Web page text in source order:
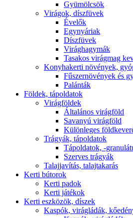
Gyümölcsök
Virágok, díszfüvek
Évelők
Egynyáriak
Díszfüvek
Virághagymák
Tasakos virágmag
Konyhakerti növények,
Fűszernövények és
Palánták
Földek, tápoldatok
Virágföldek
Általános virágföld
Savanyú virágföld
Különleges
Trágyák, tápoldatok
Tápoldatok, -
Szerves trágyák
Talajjavítás, talajtakarás
Kerti bútorok
Kerti padok
Kerti játékok
Kerti eszközök, díszek
Kaspók, virágládák,